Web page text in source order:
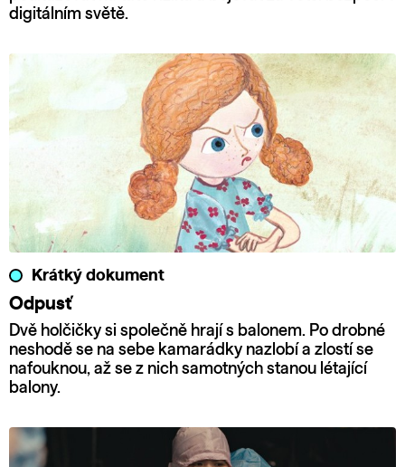
digitálním světě.
Krátký dokument
Odpusť
Dvě holčičky si společně hrají s balonem. Po drobné
neshodě se na sebe kamarádky nazlobí a zlostí se
nafouknou, až se z nich samotných stanou létající
balony.